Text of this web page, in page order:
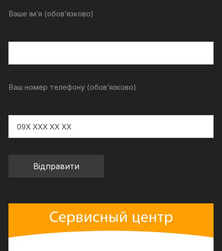
Ваше ім‘я (обов‘язково)
Ваш номер телефону (обов‘язково)